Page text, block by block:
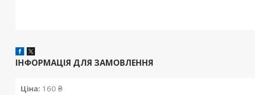
ІНФОРМАЦІЯ ДЛЯ ЗАМОВЛЕННЯ
Ціна: 160 ₴